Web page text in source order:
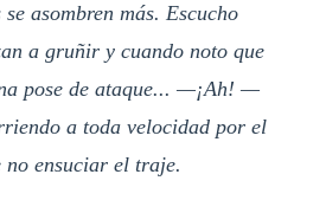
asombren más. Escucho
a gruñir y cuando noto que
pose de ataque... —¡Ah! —
a toda velocidad por el
ensuciar el traje.